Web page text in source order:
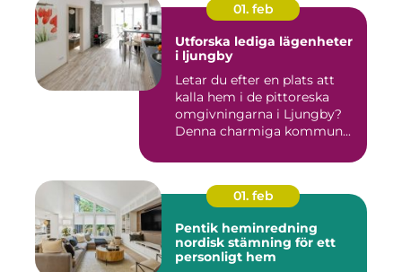
01. feb
Utforska lediga lägenheter
i ljungby
Letar du efter en plats att
kalla hem i de pittoreska
omgivningarna i Ljungby?
Denna charmiga kommun...
01. feb
Pentik heminredning
nordisk stämning för ett
personligt hem